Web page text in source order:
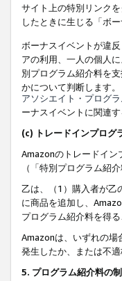
サイト上の特別リンク
したときに生じる「ボ
ボーナスイベントが違
アの利用、一人の個人
別プログラム紹介料を
かについて判断します。
アソシエイト・プログ
ーナスイベントに関連
(c) トレードインプログ
Amazonのトレードイン
（「特別プログラム紹
乙は、（1）購入者が乙
に商品を追加し、
プログラム紹介料を得る
Amazonは、いずれの場
発生したか、または不
5. プログラム紹介料の